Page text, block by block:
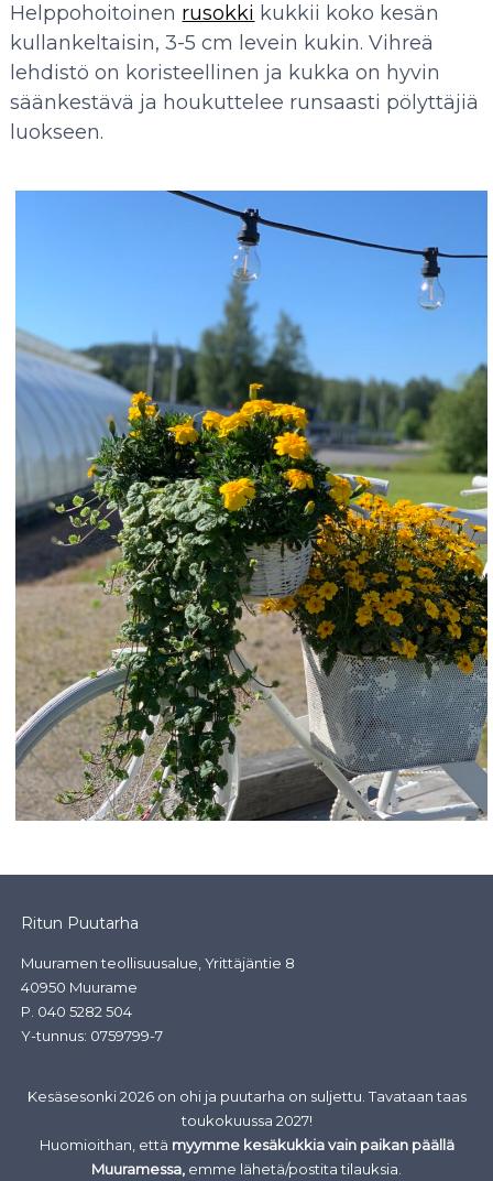
Helppohoitoinen rusokki kukkii koko kesän
kullankeltaisin, 3-5 cm levein kukin. Vihreä
lehdistö on koristeellinen ja kukka on hyvin
säänkestävä ja houkuttelee runsaasti pölyttäjiä
luokseen.
Ritun Puutarha
Muuramen teollisuusalue, Yrittäjäntie 8
40950 Muurame
P. 040 5282 504
Y-tunnus: 0759799-7
Kesäsesonki 2026 on ohi ja puutarha on suljettu. Tavataan taas
toukokuussa 2027!
Huomioithan, että myymme kesäkukkia vain paikan päällä
Muuramessa, emme lähetä/postita tilauksia.